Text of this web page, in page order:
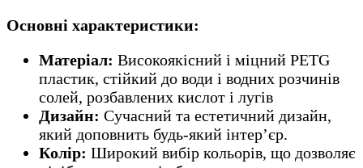
Основні характеристики:
Матеріал: Високоякісний і міцний PETG
пластик, стійкий до води і водних розчинів
солей, розбавлених кислот і лугів
Дизайн: Сучасний та естетичний дизайн,
який доповнить будь-який інтер’єр.
Колір: Широкий вибір кольорів, що дозволяє